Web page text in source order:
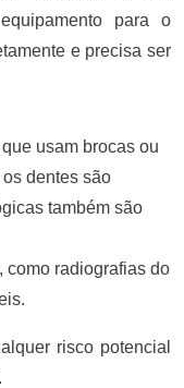
para o
e precisa ser
usam brocas ou
dentes são
também são
como radiografias do
risco potencial